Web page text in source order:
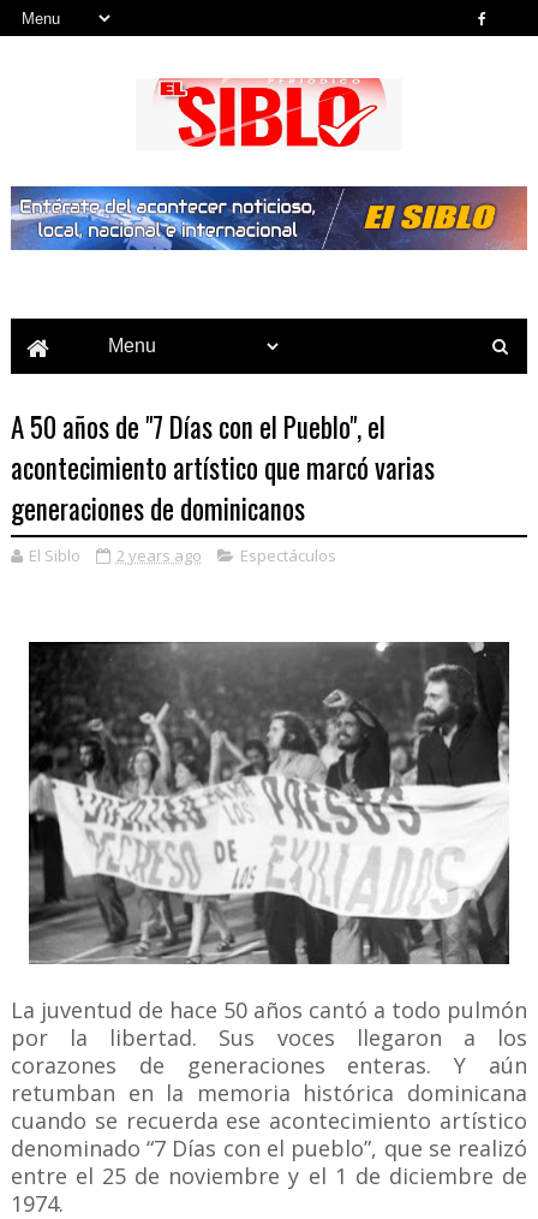
A 50 años de "7 Días con el Pueblo", el
acontecimiento artístico que marcó varias
generaciones de dominicanos
El Siblo 2 years ago Espectáculos
La juventud de hace 50 años cantó a todo pulmón
por la libertad. Sus voces llegaron a los
corazones de generaciones enteras. Y aún
retumban en la memoria histórica dominicana
cuando se recuerda ese acontecimiento artístico
denominado “7 Días con el pueblo”, que se realizó
entre el 25 de noviembre y el 1 de diciembre de
1974.